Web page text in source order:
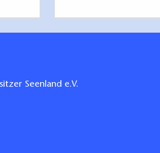
Wasser
Seenland e.V.